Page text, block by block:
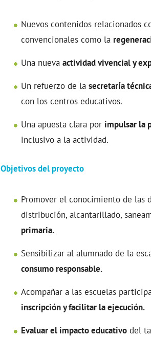
Nuevos contenidos relacionados
convencionales como la
Una nueva actividad vivencial y
Un refuerzo de la secretaría
con los centros educativos.
Una apuesta clara por impulsar la
inclusivo a la actividad.
Objetivos del proyecto
Promover el conocimiento de las
distribución, alcantarillado,
primaria.
Sensibilizar al alumnado de la
consumo responsable.
Acompañar a las escuelas
inscripción y facilitar la ejecución.
Evaluar el impacto educativo del